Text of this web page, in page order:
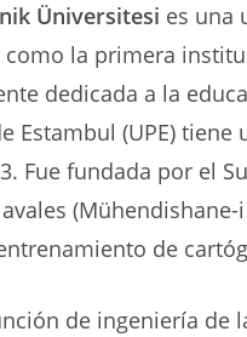
Üniversitesi es una
como la primera
dedicada a la
Estambul (UPE)
Fue fundada por el
de
de ingeniería de